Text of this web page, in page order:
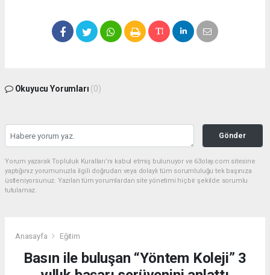
Okuyucu Yorumları (0)
Gönder
Yorum yazarak Topluluk Kuralları’nı kabul etmiş bulunuyor ve 63olay.com sitesine
yaptığınız yorumunuzla ilgili doğrudan veya dolaylı tüm sorumluluğu tek başınıza
üstleniyorsunuz. Yazılan tüm yorumlardan site yönetimi hiçbir şekilde sorumlu
tutulamaz.
Anasayfa Eğitim
Basın ile buluşan “Yöntem Koleji” 3